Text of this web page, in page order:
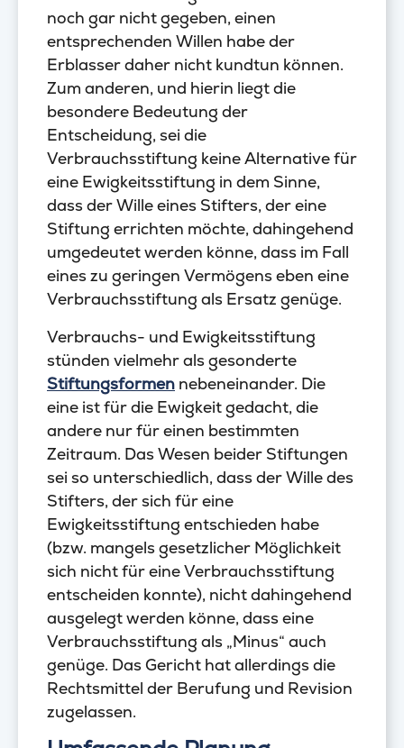
noch gar nicht gegeben, einen
entsprechenden Willen habe der
Erblasser daher nicht kundtun können.
Zum anderen, und hierin liegt die
besondere Bedeutung der
Entscheidung, sei die
Verbrauchsstiftung keine Alternative für
eine Ewigkeitsstiftung in dem Sinne,
dass der Wille eines Stifters, der eine
Stiftung errichten möchte, dahingehend
umgedeutet werden könne, dass im Fall
eines zu geringen Vermögens eben eine
Verbrauchsstiftung als Ersatz genüge.
Verbrauchs- und Ewigkeitsstiftung
stünden vielmehr als gesonderte
Stiftungsformen nebeneinander. Die
eine ist für die Ewigkeit gedacht, die
andere nur für einen bestimmten
Zeitraum. Das Wesen beider Stiftungen
sei so unterschiedlich, dass der Wille des
Stifters, der sich für eine
Ewigkeitsstiftung entschieden habe
(bzw. mangels gesetzlicher Möglichkeit
sich nicht für eine Verbrauchsstiftung
entscheiden konnte), nicht dahingehend
ausgelegt werden könne, dass eine
Verbrauchsstiftung als „Minus“ auch
genüge. Das Gericht hat allerdings die
Rechtsmittel der Berufung und Revision
zugelassen.